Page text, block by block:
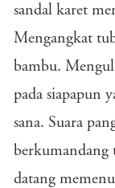
sandal karet
Mengangkat
bambu.
pada siapapun
sana. Suara
berkumandang
datang